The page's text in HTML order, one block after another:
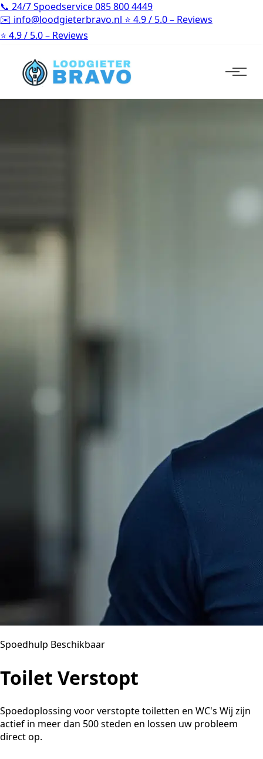
📞 24/7 Spoedservice085 800 4449
✉️ info@loodgieterbravo.nl ⭐ 4.9 / 5.0 – Reviews
⭐ 4.9 / 5.0 – Reviews
Spoedhulp Beschikbaar
Toilet Verstopt
Spoedoplossing voor verstopte toiletten en WC's Wij zijn
actief in meer dan 500 steden en lossen uw probleem
direct op.